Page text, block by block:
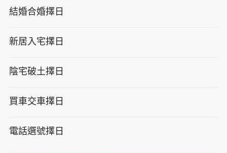
結婚合婚擇日
新居入宅擇日
陰宅破土擇日
買車交車擇日
電話選號擇日